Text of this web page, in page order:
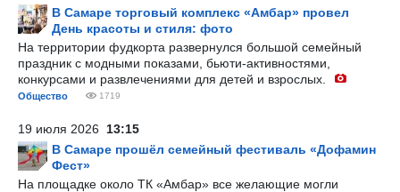
В Самаре торговый комплекс «Амбар» провел
День красоты и стиля: фото
На территории фудкорта развернулся большой семейный
праздник с модными показами, бьюти-активностями,
конкурсами и развлечениями для детей и взрослых.
Общество 1719
19 июля 2026 13:15
В Самаре прошёл семейный фестиваль «Дофамин
Фест»
На площадке около ТК «Амбар» все желающие могли